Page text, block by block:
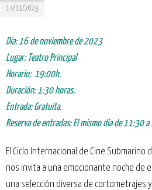
14/11/2023
Día: 16 de noviembre de 2023
Lugar: Teatro Principal
Horario: 19:00h.
Duración: 1:30 horas.
Entrada: Gratuita.
Reserva de entradas: El mismo día de 11:30
El Ciclo Internacional de Cine Submarino
nos invita a una emocionante noche de
una selección diversa de cortometrajes